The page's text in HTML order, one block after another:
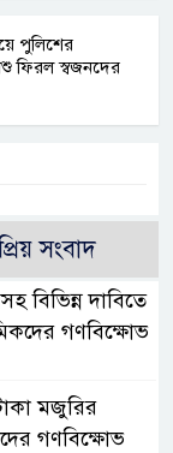
পুলিশের
ফিরল স্বজনদের
সংবাদ
বিভিন্ন দাবিতে
গণবিক্ষোভ
মজুরির
গণবিক্ষোভ